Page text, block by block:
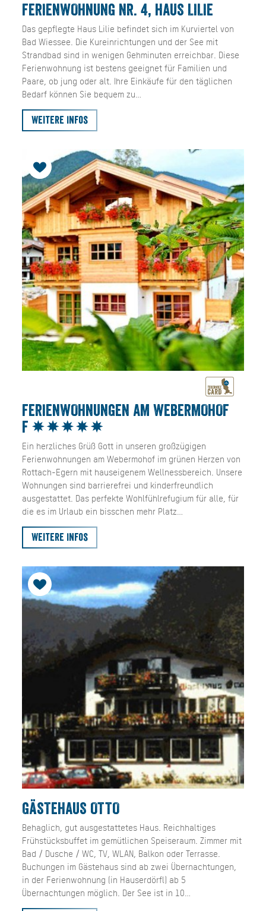
FERIENWOHNUNG NR. 4, HAUS LILIE
Das gepflegte Haus Lilie befindet sich im Kurviertel von
Bad Wiessee. Die Kureinrichtungen und der See mit
Strandbad sind in wenigen Gehminuten erreichbar. Diese
Ferienwohnung ist bestens geeignet für Familien und
Paare, ob jung oder alt. Ihre Einkäufe für den täglichen
Bedarf können Sie bequem zu…
Weitere Infos
FERIENWOHNUNGEN AM WEBERMOHOF
F
Ein herzliches Grüß Gott in unseren großzügigen
Ferienwohnungen am Webermohof im grünen Herzen von
Rottach-Egern mit hauseigenem Wellnessbereich. Unsere
Wohnungen sind barrierefrei und kinderfreundlich
ausgestattet. Das perfekte Wohlfühlrefugium für alle, für
die es im Urlaub ein bisschen mehr Platz…
Weitere Infos
GÄSTEHAUS OTTO
Behaglich, gut ausgestattetes Haus. Reichhaltiges
Frühstücksbuffet im gemütlichen Speiseraum. Zimmer mit
Bad / Dusche / WC, TV, WLAN, Balkon oder Terrasse.
Buchungen im Gästehaus sind ab zwei Übernachtungen,
in der Ferienwohnung (in Hauserdörfl) ab 5
Übernachtungen möglich. Der See ist in 10…